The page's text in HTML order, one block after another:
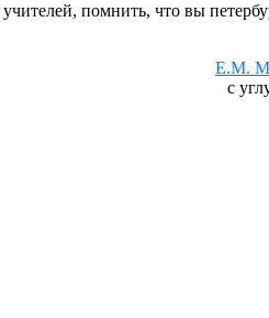
помнить, что вы
Е.М.
с